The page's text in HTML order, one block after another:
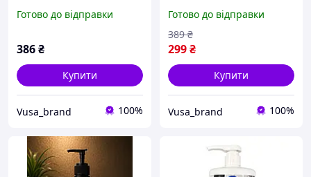
натуральне YOPE Hand
мл
Готово до відправки
386₴
Купити
Vusa_brand 100%
Soap Linden 500 мл
Готово до відправки
299₴
389 ₴
Купити
Vusa_brand 100%